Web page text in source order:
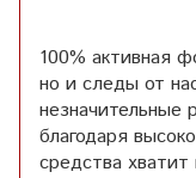
100% активная
но и следы от
незначительные
благодаря
средства хватит